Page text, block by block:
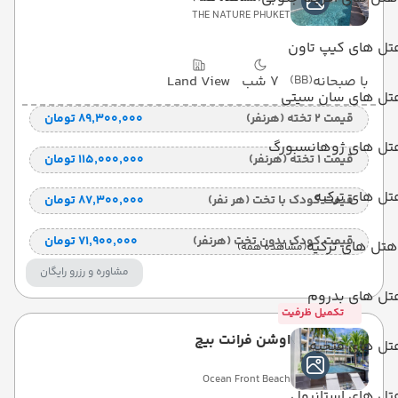
های کیپ تاون
های سان سیتی
های ژوهانسبورگ
های ترکیه
هتل های ترکیه(مشاهده همه)
های بدروم
های فتحیه
THE NATURE PHUKET
با صبحانه(BB) 7 شب Land View
قیمت 2 تخته (هرنفر) ۸۹٬۳۰۰٬۰۰۰ تومان
قیمت 1 تخته (هرنفر) ۱۱۵٬۰۰۰٬۰۰۰ تومان
قیمت کودک با تخت (هر نفر) ۸۷٬۳۰۰٬۰۰۰ تومان
قیمت کودک بدون تخت (هرنفر) ۷۱٬۹۰۰٬۰۰۰ تومان
مشاوره و رزرو رایگان
تکمیل ظرفیت
اوشن فرانت بیچ
Ocean Front Beach